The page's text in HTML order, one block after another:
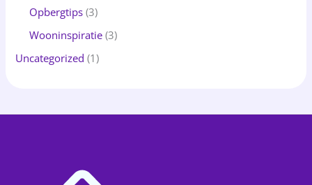
Opbergtips (3)
Wooninspiratie (3)
Uncategorized (1)